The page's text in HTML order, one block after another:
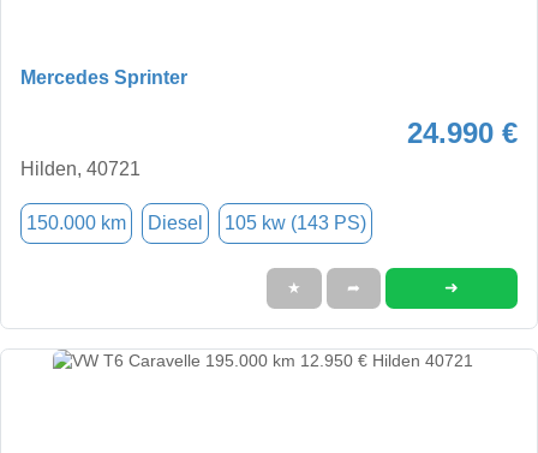
Mercedes Sprinter
24.990 €
Hilden, 40721
150.000 km Diesel 105 kw (143 PS)
★ ➦ ➜